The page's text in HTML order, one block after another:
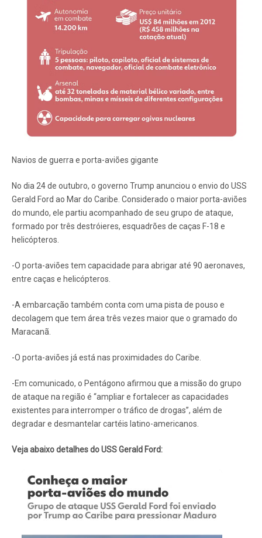
Navios de guerra e porta-aviões gigante
No dia 24 de outubro, o governo Trump anunciou o envio do USS
Gerald Ford ao Mar do Caribe. Considerado o maior porta-aviões
do mundo, ele partiu acompanhado de seu grupo de ataque,
formado por três destróieres, esquadrões de caças F-18 e
helicópteros.
-O porta-aviões tem capacidade para abrigar até 90 aeronaves,
entre caças e helicópteros.
-A embarcação também conta com uma pista de pouso e
decolagem que tem área três vezes maior que o gramado do
Maracanã.
-O porta-aviões já está nas proximidades do Caribe.
-Em comunicado, o Pentágono afirmou que a missão do grupo
de ataque na região é “ampliar e fortalecer as capacidades
existentes para interromper o tráfico de drogas”, além de
degradar e desmantelar cartéis latino-americanos.
Veja abaixo detalhes do USS Gerald Ford: